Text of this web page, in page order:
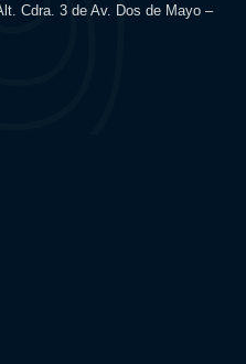
Cdra. 3 de Av. Dos de Mayo –